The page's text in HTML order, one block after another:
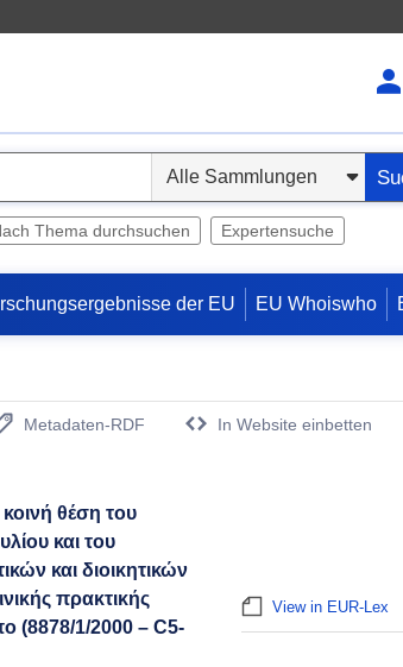
Thema durchsuchen Expertensuche
der EU EU Whoiswho
Metadaten-RDF
In Website einbetten
θέση του
και του
και διοικητικών
πρακτικής
(8878/1/2000 – C5-
View in EUR-Lex